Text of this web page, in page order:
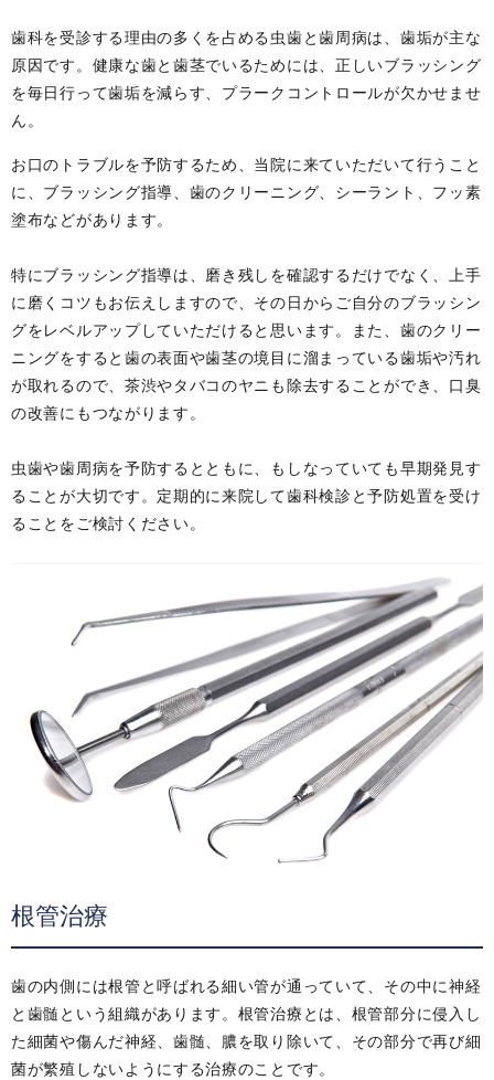
歯科を受診する理由の多くを占める虫歯と歯周病は、歯垢が主な
原因です。健康な歯と歯茎でいるためには、正しいブラッシング
を毎日行って歯垢を減らす、プラークコントロールが欠かせませ
ん。
お口のトラブルを予防するため、当院に来ていただいて行うこと
に、ブラッシング指導、歯のクリーニング、シーラント、フッ素
塗布などがあります。
特にブラッシング指導は、磨き残しを確認するだけでなく、上手
に磨くコツもお伝えしますので、その日からご自分のブラッシン
グをレベルアップしていただけると思います。また、歯のクリー
ニングをすると歯の表面や歯茎の境目に溜まっている歯垢や汚れ
が取れるので、茶渋やタバコのヤニも除去することができ、口臭
の改善にもつながります。
虫歯や歯周病を予防するとともに、もしなっていても早期発見す
ることが大切です。定期的に来院して歯科検診と予防処置を受け
ることをご検討ください。
根管治療
歯の内側には根管と呼ばれる細い管が通っていて、その中に神経
と歯髄という組織があります。根管治療とは、根管部分に侵入し
た細菌や傷んだ神経、歯髄、膿を取り除いて、その部分で再び細
菌が繁殖しないようにする治療のことです。